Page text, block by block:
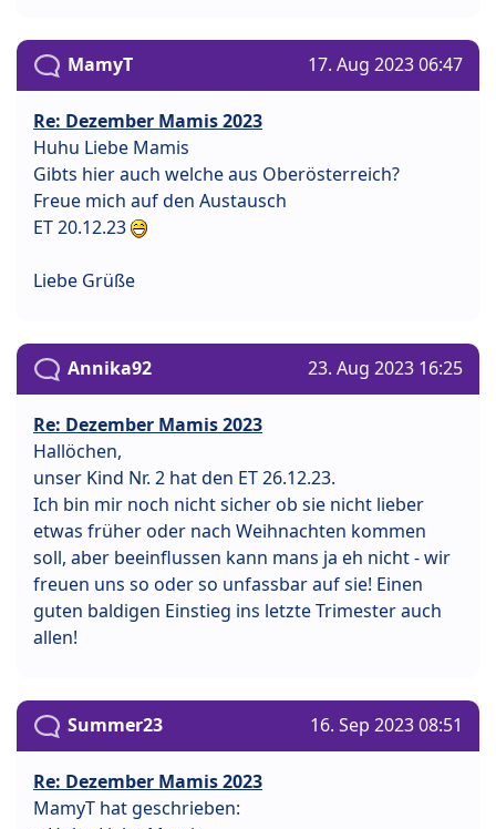
MamyT 17. Aug 2023 06:47
Re: Dezember Mamis 2023
Huhu Liebe Mamis
Gibts hier auch welche aus Oberösterreich?
Freue mich auf den Austausch
ET 20.12.23
Liebe Grüße
Annika92 23. Aug 2023 16:25
Re: Dezember Mamis 2023
Hallöchen,
unser Kind Nr. 2 hat den ET 26.12.23.
Ich bin mir noch nicht sicher ob sie nicht lieber
etwas früher oder nach Weihnachten kommen
soll, aber beeinflussen kann mans ja eh nicht - wir
freuen uns so oder so unfassbar auf sie! Einen
guten baldigen Einstieg ins letzte Trimester auch
allen!
Summer23 16. Sep 2023 08:51
Re: Dezember Mamis 2023
MamyT hat geschrieben: